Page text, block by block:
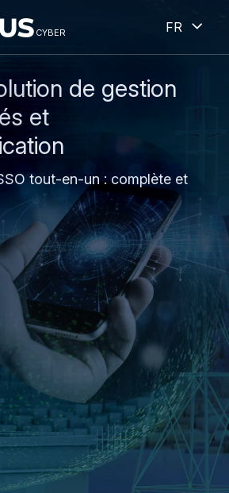
au
contenu
principal
to
search
cyber
French
de gestion
et
tout-en-un : complète et